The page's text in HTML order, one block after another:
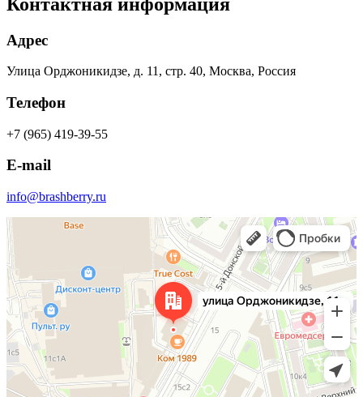
Адрес
Улица Орджоникидзе, д. 11, стр. 40, Москва, Россия
Телефон
+7 (965) 419-39-55
E-mail
info@brashberry.ru